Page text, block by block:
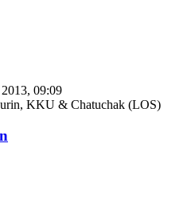
09:09
KKU & Chatuchak (LOS)